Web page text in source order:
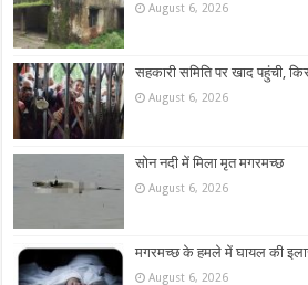
August 6, 2026
सहकारी समिति पर खाद पहुंची,
August 6, 2026
सोन नदी में मिला मृत मगरमच्छ
August 6, 2026
मगरमच्छ के हमले में घायल की
August 6, 2026